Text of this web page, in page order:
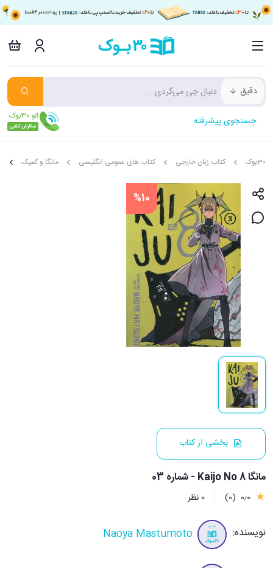
دقیق
جستجوی پیشرفته
30بوک کتاب زبان خارجی کتاب های عمومی انگلیسی مانگا و کمیک
%10
بخشی از کتاب
مانگا Kaijo No 8 - شماره 03
0٫0 (0) 0 نظر
نویسنده: Naoya Mastumoto